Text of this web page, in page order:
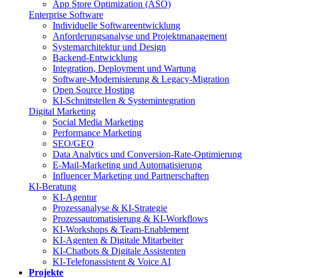
App Store Optimization (ASO)
Enterprise Software
Individuelle Softwareentwicklung
Anforderungsanalyse und Projektmanagement
Systemarchitektur und Design
Backend-Entwicklung
Integration, Deployment und Wartung
Software-Modernisierung & Legacy-Migration
Open Source Hosting
KI-Schnittstellen & Systemintegration
Digital Marketing
Social Media Marketing
Performance Marketing
SEO/GEO
Data Analytics und Conversion-Rate-Optimierung
E-Mail-Marketing und Automatisierung
Influencer Marketing und Partnerschaften
KI-Beratung
KI-Agentur
Prozessanalyse & KI-Strategie
Prozessautomatisierung & KI-Workflows
KI-Workshops & Team-Enablement
KI-Agenten & Digitale Mitarbeiter
KI-Chatbots & Digitale Assistenten
KI-Telefonassistent & Voice AI
Projekte